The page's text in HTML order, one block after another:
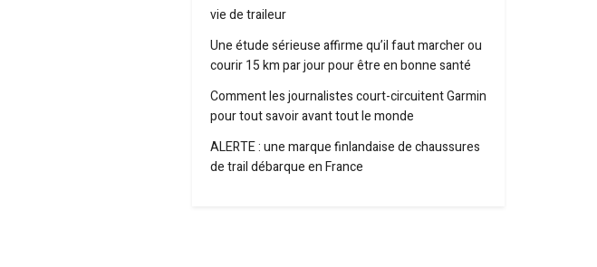
vie de traileur
Une étude sérieuse affirme qu’il faut marcher ou
courir 15 km par jour pour être en bonne santé
Comment les journalistes court-circuitent Garmin
pour tout savoir avant tout le monde
ALERTE : une marque finlandaise de chaussures
de trail débarque en France